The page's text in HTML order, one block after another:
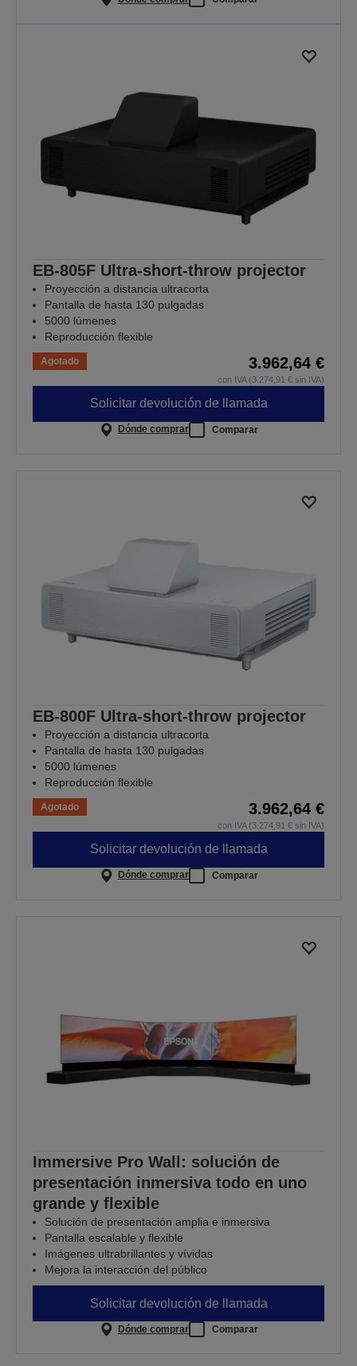
EB-805F Ultra-short-throw projector
Proyección a distancia ultracorta
Pantalla de hasta 130 pulgadas
5000 lúmenes
Reproducción flexible
Agotado 3.962,64 €
con IVA (3.274,91 € sin IVA)
Solicitar devolución de llamada
Dónde comprar Comparar
EB-800F Ultra-short-throw projector
Proyección a distancia ultracorta
Pantalla de hasta 130 pulgadas
5000 lúmenes
Reproducción flexible
Agotado 3.962,64 €
con IVA (3.274,91 € sin IVA)
Solicitar devolución de llamada
Dónde comprar Comparar
Immersive Pro Wall: solución de
presentación inmersiva todo en uno
grande y flexible
Solución de presentación amplia e inmersiva
Pantalla escalable y flexible
Imágenes ultrabrillantes y vívidas
Mejora la interacción del público
Solicitar devolución de llamada
Dónde comprar Comparar